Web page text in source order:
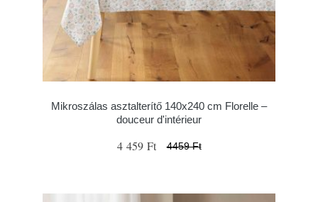
Mikroszálas asztalterítő 140x240 cm Florelle –
douceur d'intérieur
4 459 Ft 4459 Ft